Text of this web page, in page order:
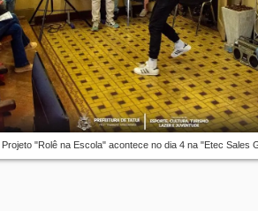
Projeto "Rolê na Escola" acontece no dia 4 na "Etec Sales